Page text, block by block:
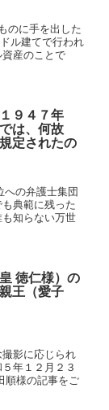
のに手を出した
ル建てで行われ
産のことで
９４７年
は、何故
定されたの
の弁護士集団
典範に残った
知らない万世
徳仁様）の
王（愛子
影に応じられ
年１２月２３
順様の記事をご